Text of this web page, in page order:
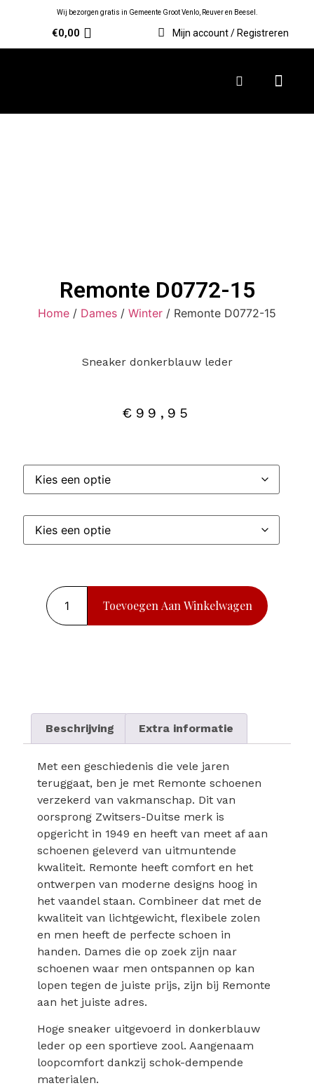
Wij bezorgen gratis in Gemeente Groot Venlo, Reuver en Beesel.
€0,00 Mijn account / Registreren
Remonte D0772-15
Home / Dames / Winter / Remonte D0772-15
Sneaker donkerblauw leder
€ 99,95
Toevoegen Aan Winkelwagen
Beschrijving Extra informatie
Met een geschiedenis die vele jaren
teruggaat, ben je met Remonte schoenen
verzekerd van vakmanschap. Dit van
oorsprong Zwitsers-Duitse merk is
opgericht in 1949 en heeft van meet af aan
schoenen geleverd van uitmuntende
kwaliteit. Remonte heeft comfort en het
ontwerpen van moderne designs hoog in
het vaandel staan. Combineer dat met de
kwaliteit van lichtgewicht, flexibele zolen
en men heeft de perfecte schoen in
handen. Dames die op zoek zijn naar
schoenen waar men ontspannen op kan
lopen tegen de juiste prijs, zijn bij Remonte
aan het juiste adres.
Hoge sneaker uitgevoerd in donkerblauw
leder op een sportieve zool. Aangenaam
loopcomfort dankzij schok-dempende
materialen.